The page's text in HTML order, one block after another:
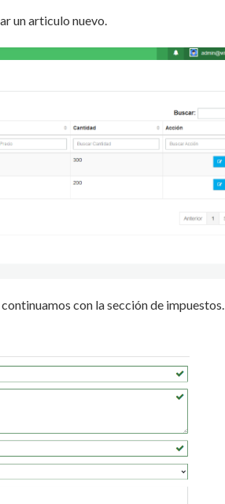
un articulo nuevo.
con la sección de impuestos.